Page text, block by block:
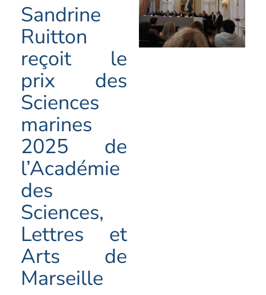
Sandrine
Ruitton
reçoit le
prix des
Sciences
marines
2025 de
l’Académie
des
Sciences,
Lettres et
Arts de
Marseille